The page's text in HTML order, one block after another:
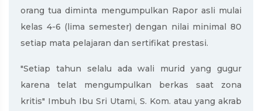
orang tua diminta mengumpulkan Rapor asli mulai
kelas 4-6 (lima semester) dengan nilai minimal 80
setiap mata pelajaran dan sertifikat prestasi.
"Setiap tahun selalu ada wali murid yang gugur
karena telat mengumpulkan berkas saat zona
kritis" Imbuh Ibu Sri Utami, S. Kom. atau yang akrab